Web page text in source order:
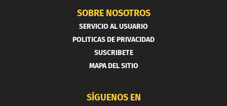
SOBRE NOSOTROS
SERVICIO AL USUARIO
POLITICAS DE PRIVACIDAD
SUSCRIBETE
MAPA DEL SITIO
SÍGUENOS EN